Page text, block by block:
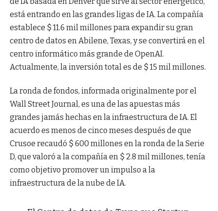
está entrando en las grandes ligas de IA. La compañía
establece $ 11.6 mil millones para expandir su gran
centro de datos en Abilene, Texas, y se convertirá en el
centro informático más grande de OpenAI.
Actualmente, la inversión total es de $ 15 mil millones.
La ronda de fondos, informada originalmente por el
Wall Street Journal, es una de las apuestas más
grandes jamás hechas en la infraestructura de IA. El
acuerdo es menos de cinco meses después de que
Crusoe recaudó $ 600 millones en la ronda de la Serie
D, que valoró a la compañía en $ 2.8 mil millones, tenía
como objetivo promover un impulso a la
infraestructura de la nube de IA.